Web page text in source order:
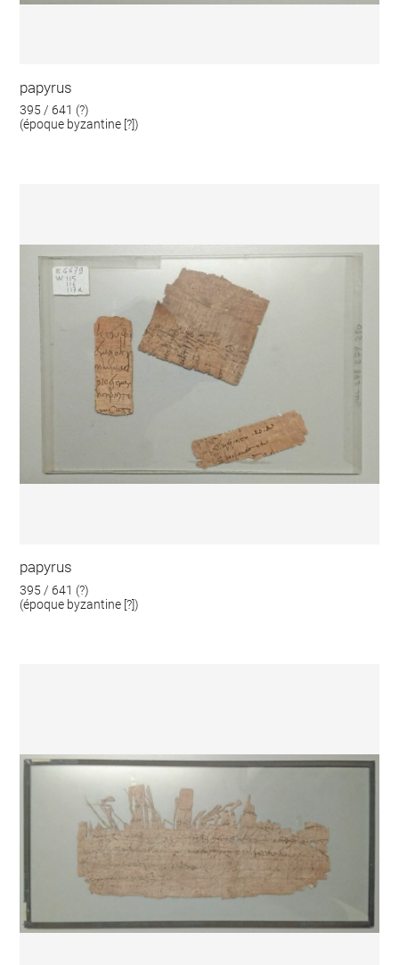
papyrus
395 / 641 (?)
(époque byzantine [?])
papyrus
395 / 641 (?)
(époque byzantine [?])